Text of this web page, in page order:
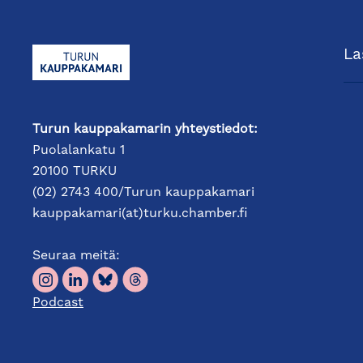
Turun kauppakamarin yhteystiedot:
Puolalankatu 1
20100 TURKU
(02) 2743 400/Turun kauppakamari
kauppakamari(at)turku.chamber.fi
Seuraa meitä:
Podcast